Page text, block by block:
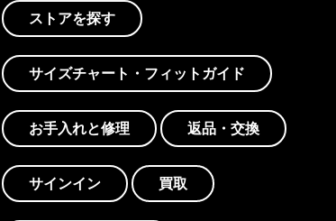
ストアを探す
サイズチャート・フィットガイド
お手入れと修理 返品・交換
サインイン 買取